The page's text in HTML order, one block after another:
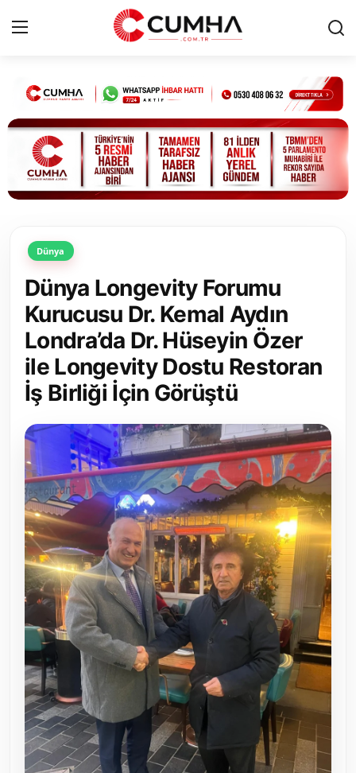
Kurumsal
Cumhurbaşkanlığı
Bakanlıklar
Siyasi Partiler
Yerel Yönetimler
Mülki İdare
Toplum ve Yaşam
Kamu Kurumları ve Üst Kurullar
Resmi Reklamlar
Dünya
Dünya Longevity Forumu
Kurucusu Dr. Kemal Aydın
Londra’da Dr. Hüseyin Özer
ile Longevity Dostu Restoran
İş Birliği İçin Görüştü